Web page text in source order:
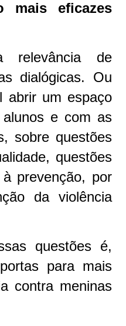
mais eficazes
relevância de
dialógicas. Ou
abrir um espaço
e com as
sobre questões
questões
prevenção, por
da violência
questões é,
para mais
contra meninas